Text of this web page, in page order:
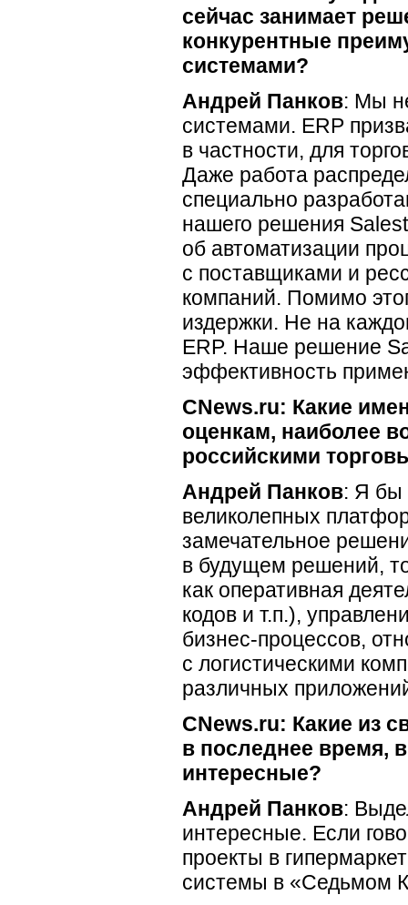
сейчас занимает
конкурентные
системами?
Андрей Панков: Мы
системами. ERP
в частности, для
Даже работа
специально
нашего решения
об автоматизации
с поставщиками и
компаний. Помимо
издержки. Не на
ERP. Наше решение
эффективность
CNews.ru: Какие
оценкам, наиболее
российскими
Андрей Панков: Я бы
великолепных
замечательное
в будущем решений,
как оперативная
кодов и т.п.),
бизнес-процессов,
с логистическими
различных
CNews.ru: Какие из
в последнее время,
интересные?
Андрей Панков:
интересные. Если
проекты в
системы в «Седьмом